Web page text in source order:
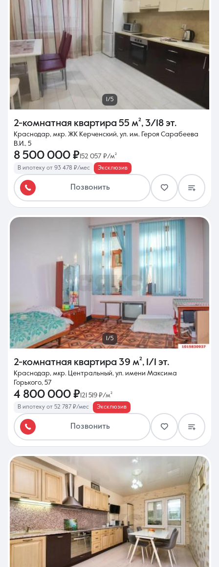
1/5
2-комнатная квартира 55 м², 3/18 эт.
Краснодар, мкр. ЖК Керченский, ул. им. Героя Сарабеева
В.И., 5
8 500 000 ₽ 152 057 ₽/м²
В ипотеку от 93 478 ₽/мес Эксклюзив
Позвонить
1/5
2-комнатная квартира 39 м², 1/1 эт.
Краснодар, мкр. Центральный, ул. имени Максима
Горького, 57
4 800 000 ₽ 121 519 ₽/м²
В ипотеку от 52 787 ₽/мес Эксклюзив
Позвонить